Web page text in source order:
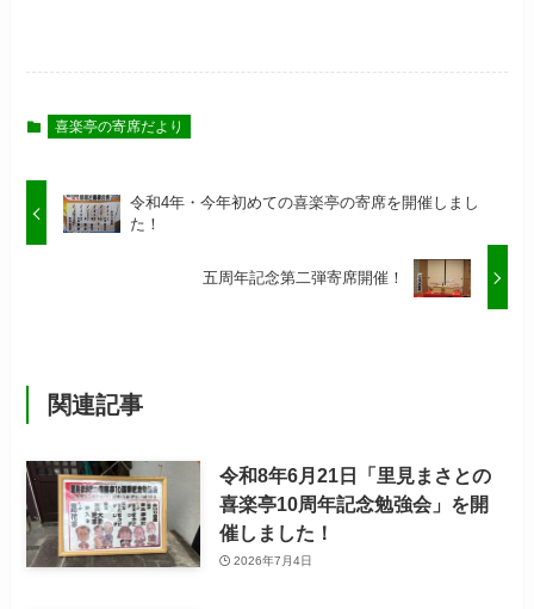
喜楽亭の寄席だより
令和4年・今年初めての喜楽亭の寄席を開催しまし
た！
五周年記念第二弾寄席開催！
関連記事
令和8年6月21日「里見まさとの
喜楽亭10周年記念勉強会」を開
催しました！
2026年7月4日